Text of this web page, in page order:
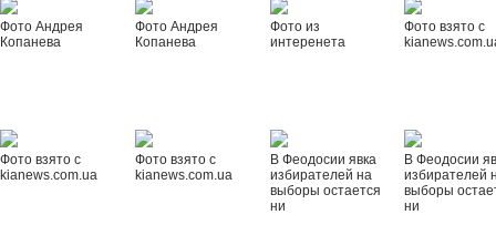
Фото Андрея
Копанева
Фото Андрея
Копанева
Фото из
интеренета
Фото взято с
Фото взято с
kianews.com.ua
Фото взято с
kianews.com.ua
В Феодосии явка
избирателей на
выборы остается
ни
В Феодосии
избирателей
выборы
ни